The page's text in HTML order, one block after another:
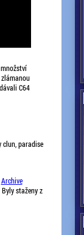
C64
clun, paradise
Archive
staženy z